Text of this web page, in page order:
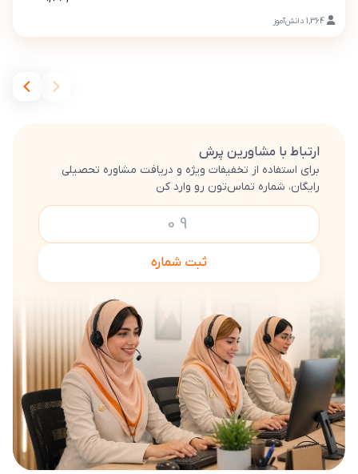
1,364 دانش‌آموز
ارتباط با مشاورین پرش
برای استفاده از تخفیفات ویژه و دریافت مشاوره تحصیلی
رایگان، شماره تماس‌تون رو وارد کن
ثبت شماره